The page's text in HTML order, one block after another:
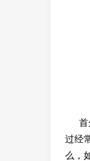
首
过经
么，